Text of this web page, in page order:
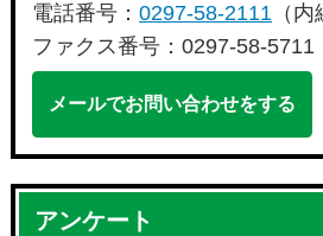
電話番号：0297-58-2111 （
ファクス番号：0297-58-5711
メールでお問い合わせをする
アンケート